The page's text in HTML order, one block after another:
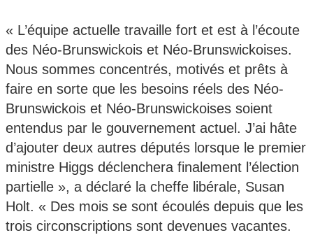
« L’équipe actuelle travaille fort et est à l’écoute
des Néo-Brunswickois et Néo-Brunswickoises.
Nous sommes concentrés, motivés et prêts à
faire en sorte que les besoins réels des Néo-
Brunswickois et Néo-Brunswickoises soient
entendus par le gouvernement actuel. J’ai hâte
d’ajouter deux autres députés lorsque le premier
ministre Higgs déclenchera finalement l’élection
partielle », a déclaré la cheffe libérale, Susan
Holt. « Des mois se sont écoulés depuis que les
trois circonscriptions sont devenues vacantes.